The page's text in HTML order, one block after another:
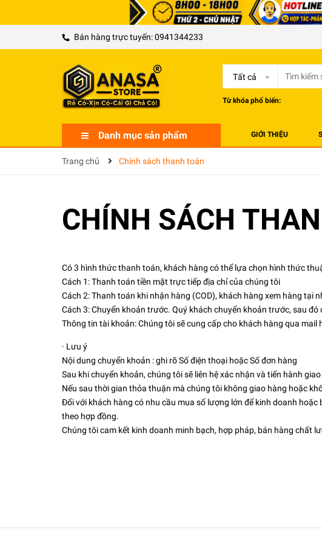
Bán hàng trực tuyến:0941344233
Tất cả
Từ khóa phổ biến:
Danh mục sản phẩm GIỚI THIỆU
Trang chủ Chính sách thanh toán
CHÍNH SÁCH
Có 3 hình thức thanh toán, khách hàng có thể lựa chọn hình thức
Cách 1: Thanh toán tiền mặt trực tiếp địa chỉ của chúng tôi
Cách 2: Thanh toán khi nhận hàng (COD), khách hàng xem hàng tại
Cách 3: Chuyển khoản trước. Quý khách chuyển khoản trước, sau
Thông tin tài khoản: Chúng tôi sẽ cung cấp cho khách hàng qua mail
· Lưu ý
Nội dung chuyển khoản : ghi rõ Số điện thoại hoặc Số đơn hàng
Sau khi chuyển khoản, chúng tôi sẽ liên hệ xác nhận và tiến hành
Nếu sau thời gian thỏa thuận mà chúng tôi không giao hàng hoặc
Đối với khách hàng có nhu cầu mua số lượng lớn để kinh doanh
theo hợp đồng.
Chúng tôi cam kết kinh doanh minh bạch, hợp pháp, bán hàng chất